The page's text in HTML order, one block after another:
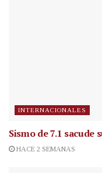
INTERNACIONALES
Sismo de 7.1 sacude
HACE 2 SEMANAS